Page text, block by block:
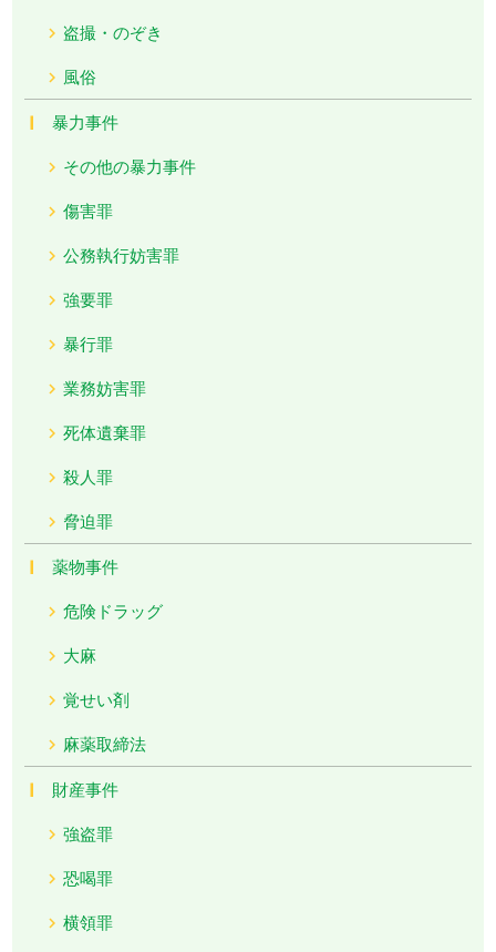
盗撮・のぞき
風俗
暴力事件
その他の暴力事件
傷害罪
公務執行妨害罪
強要罪
暴行罪
業務妨害罪
死体遺棄罪
殺人罪
脅迫罪
薬物事件
危険ドラッグ
大麻
覚せい剤
麻薬取締法
財産事件
強盗罪
恐喝罪
横領罪